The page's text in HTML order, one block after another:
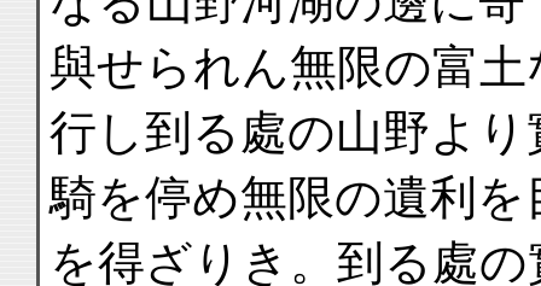
與せられん無限の富
行し到る處の山野より
騎を停め無限の遺利
を得ざりき。到る處